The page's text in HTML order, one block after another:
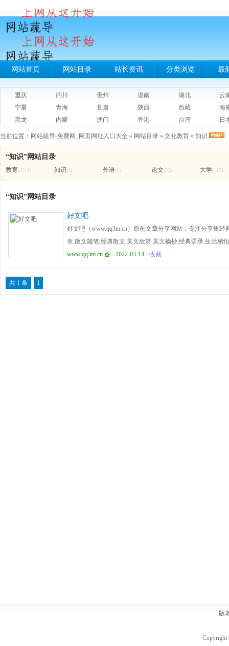
网站首页 网站目录 站长资讯 分类浏览 最
重庆 四川 贵州 湖南 湖北
云
宁夏
青海 甘肃 陕西 西藏
海
黑龙
内蒙 澳门 香港 台湾 日
当前位置： 网站疏导-免费网_网页网址入口大全 » 网站目录 » 文化教育 » 知识
“知识”网站目录
教育(3511) 知识(1) 外语(1) 论文(52) 大学(115)
“知识”网站目录
好文吧
好文吧（www.qq3m.cn）原创文章分享网站；专注分享集
章,散文随笔,经典散文,美文欣赏,美文摘抄,经典语录,生活感
www.qq3m.cn
- 2022-03-14 - 收藏
共 1 条 1
版